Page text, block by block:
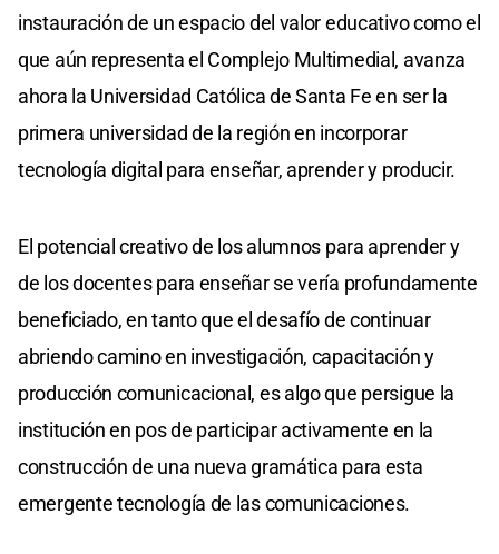
instauración de un espacio del valor educativo como el
que aún representa el Complejo Multimedial, avanza
ahora la Universidad Católica de Santa Fe en ser la
primera universidad de la región en incorporar
tecnología digital para enseñar, aprender y producir.
El potencial creativo de los alumnos para aprender y
de los docentes para enseñar se vería profundamente
beneficiado, en tanto que el desafío de continuar
abriendo camino en investigación, capacitación y
producción comunicacional, es algo que persigue la
institución en pos de participar activamente en la
construcción de una nueva gramática para esta
emergente tecnología de las comunicaciones.